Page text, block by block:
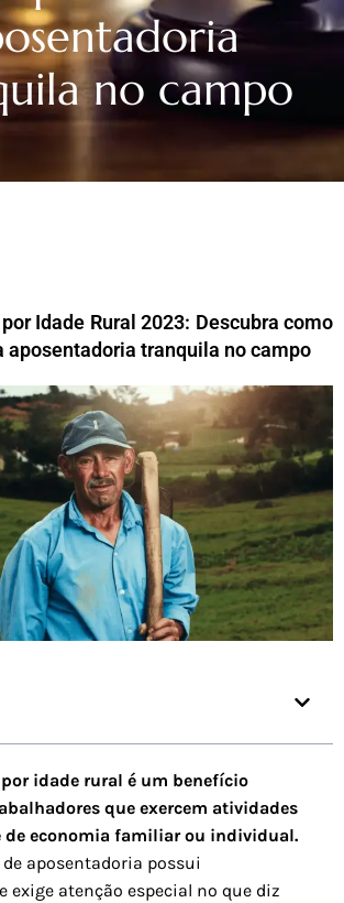
no campo
Idade Rural 2023: Descubra como
aposentadoria tranquila no campo
idade rural é um benefício
que exercem atividades
de economia familiar ou individual.
aposentadoria possui
exige atenção especial no que diz